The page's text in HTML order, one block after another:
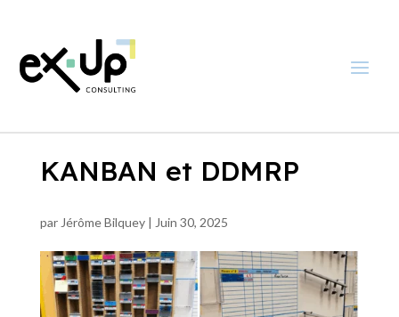
KANBAN et DDMRP
par Jérôme Bilquey| Juin 30, 2025